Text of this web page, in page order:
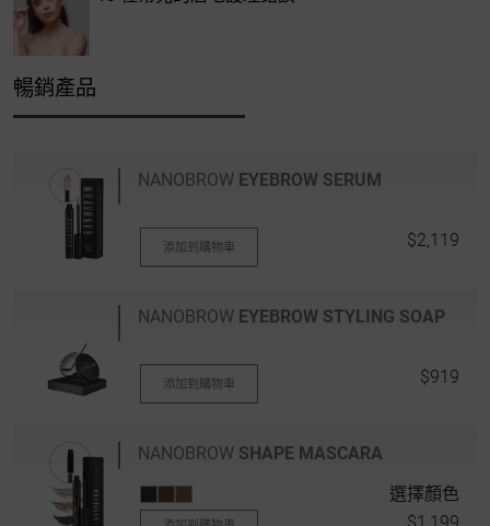
暢銷產品
NANOBROW EYEBROW SERUM
添加到購物車 $2,119
NANOBROW EYEBROW STYLING SOAP
添加到購物車 $919
NANOBROW SHAPE MASCARA
選擇顏色